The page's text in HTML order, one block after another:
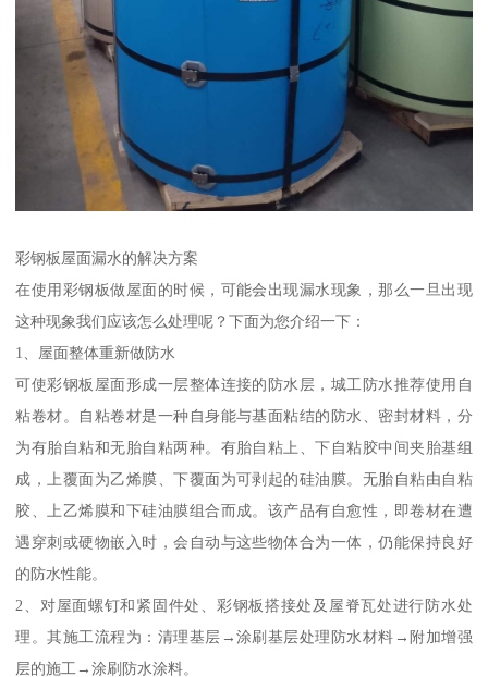
彩钢板屋面漏水的解决方案
在使用彩钢板做屋面的时候，可能会出现漏水现象，那么一旦出现
这种现象我们应该怎么处理呢？下面为您介绍一下：
1、屋面整体重新做防水
可使彩钢板屋面形成一层整体连接的防水层，城工防水推荐使用自
粘卷材。自粘卷材是一种自身能与基面粘结的防水、密封材料，分
为有胎自粘和无胎自粘两种。有胎自粘上、下自粘胶中间夹胎基组
成，上覆面为乙烯膜、下覆面为可剥起的硅油膜。无胎自粘由自粘
胶、上乙烯膜和下硅油膜组合而成。该产品有自愈性，即卷材在遭
遇穿刺或硬物嵌入时，会自动与这些物体合为一体，仍能保持良好
的防水性能。
2、对屋面螺钉和紧固件处、彩钢板搭接处及屋脊瓦处进行防水处
理。其施工流程为：清理基层→涂刷基层处理防水材料→附加增强
层的施工→涂刷防水涂料。